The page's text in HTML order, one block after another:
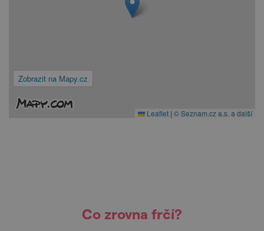
Zobrazit na Mapy.cz
Leaflet | © Seznam.cz a.s. a další
Co zrovna frčí?